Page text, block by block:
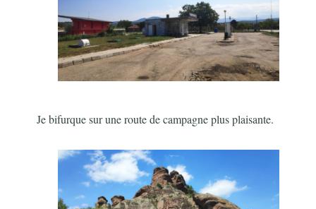
Je bifurque sur une route de campagne plus plaisante.